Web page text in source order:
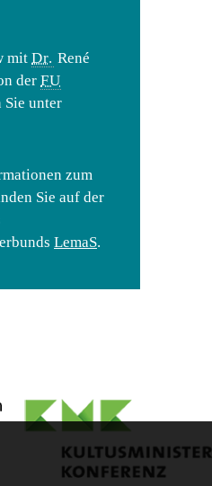
mit Dr. René
der FU
unter
zum
Sie auf der
LemaS.